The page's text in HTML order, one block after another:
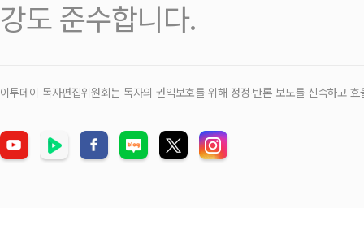
강도 준수합니다.
이투데이 독자편집위원회는 독자의 권익보호를 위해 정정‧반론 보도를 신속하고